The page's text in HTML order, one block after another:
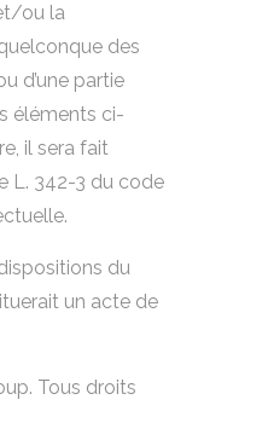
ou la
des
d’une partie
éléments ci-
il sera fait
L. 342-3 du code
du
un acte de
Tous droits